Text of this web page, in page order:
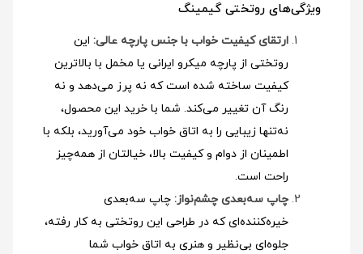
ویژگی‌های روتختی گیمینگ
ارتقای کیفیت خواب با جنس پارچه عالی: این
روتختی از پارچه میکرو ایرانی یا مخمل با بالاترین
کیفیت ساخته شده است که نه پرز می‌دهد و نه
رنگ آن تغییر می‌کند. شما با خرید این محصول،
نه‌تنها زیبایی را به اتاق خواب خود می‌آورید، بلکه با
اطمینان از دوام و کیفیت بالا، خیالتان از همه‌چیز
راحت است.
چاپ سه‌بعدی چشم‌نواز: چاپ سه‌بعدی
خیره‌کننده‌ای که در طراحی این روتختی به کار رفته،
جلوه‌ای بی‌نظیر و هنری به اتاق خواب شما